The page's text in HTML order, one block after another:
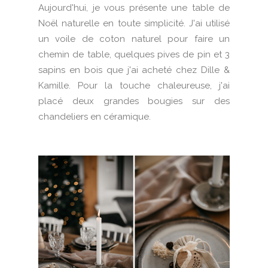
Aujourd'hui, je vous présente une table de
Noël naturelle en toute simplicité. J'ai utilisé
un voile de coton naturel pour faire un
chemin de table, quelques pives de pin et 3
sapins en bois que j'ai acheté chez Dille &
Kamille. Pour la touche chaleureuse, j'ai
placé deux grandes bougies sur des
chandeliers en céramique.